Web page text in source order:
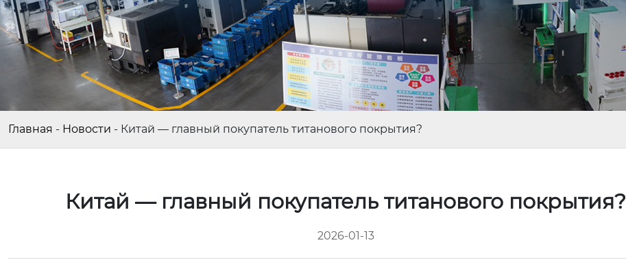
Главная - Новости - Китай — главный покупатель титанового покрытия?
Китай — главный покупатель титанового покрытия?
2026-01-13